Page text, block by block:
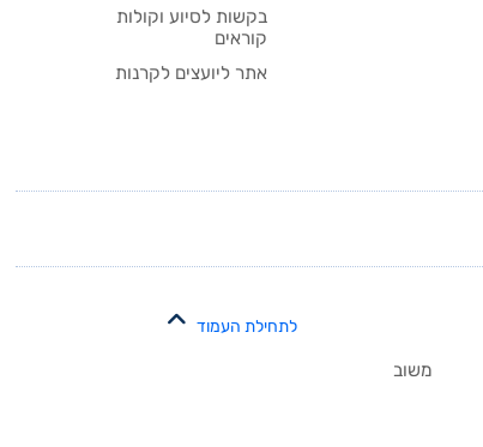
בקשות לסיוע וקולות
קוראים
אתר ליועצים לקרנות
משוב
לתחילת העמוד